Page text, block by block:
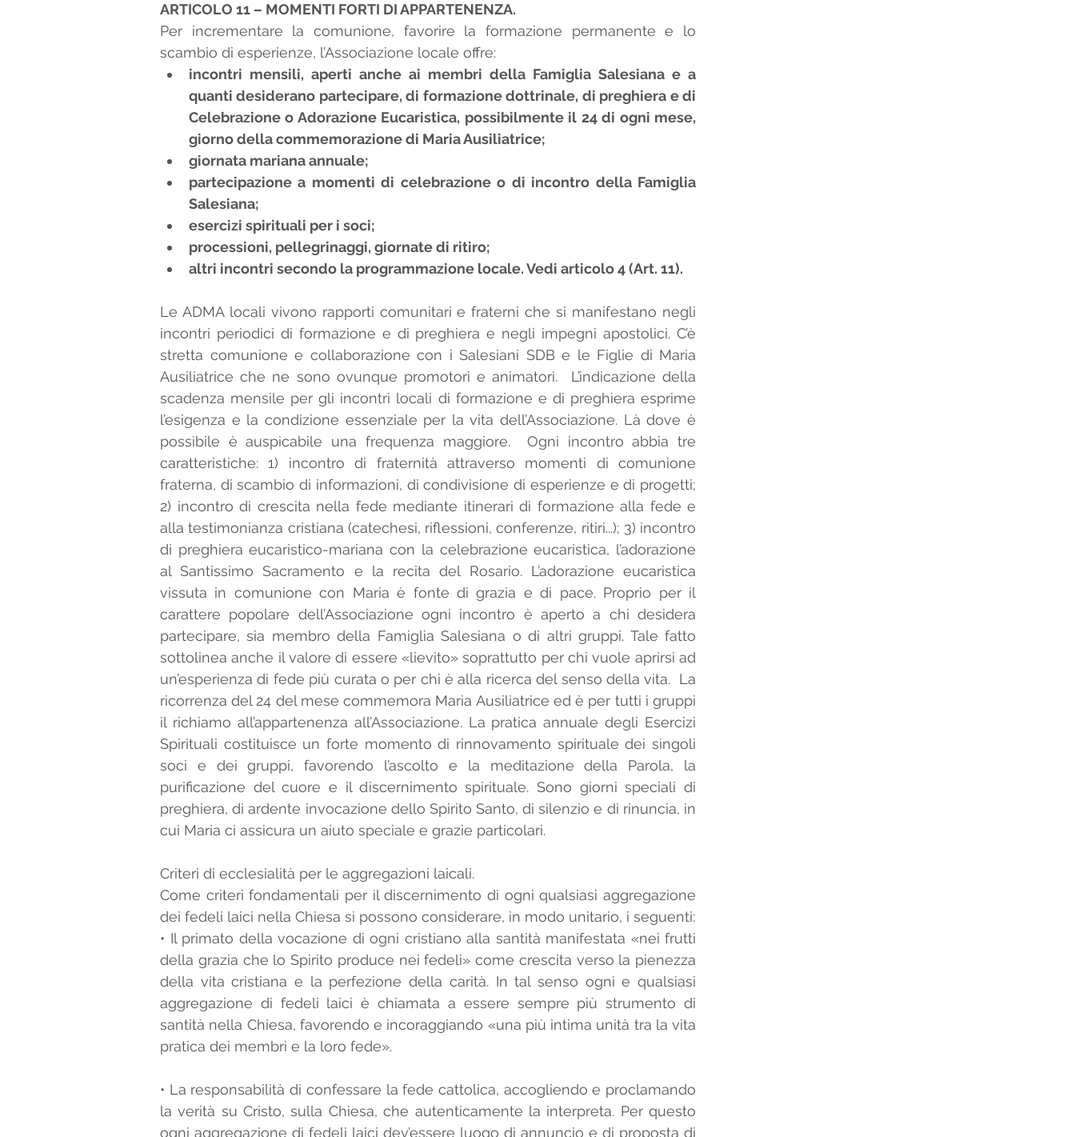
ARTICOLO 11 – MOMENTI FORTI DI APPARTENENZA.
Per incrementare la comunione, favorire la formazione permanente e lo
scambio di esperienze, l’Associazione locale offre:
incontri mensili, aperti anche ai membri della Famiglia Salesiana e a
quanti desiderano partecipare, di formazione dottrinale, di preghiera e di
Celebrazione o Adorazione Eucaristica, possibilmente il 24 di ogni mese,
giorno della commemorazione di Maria Ausiliatrice;
giornata mariana annuale;
partecipazione a momenti di celebrazione o di incontro della Famiglia
Salesiana;
esercizi spirituali per i soci;
processioni, pellegrinaggi, giornate di ritiro;
altri incontri secondo la programmazione locale. Vedi articolo 4 (Art. 11).
Le ADMA locali vivono rapporti comunitari e fraterni che si manifestano negli
incontri periodici di formazione e di preghiera e negli impegni apostolici. C’è
stretta comunione e collaborazione con i Salesiani SDB e le Figlie di Maria
Ausiliatrice che ne sono ovunque promotori e animatori.  L’indicazione della
scadenza mensile per gli incontri locali di formazione e di preghiera esprime
l’esigenza e la condizione essenziale per la vita dell’Associazione. Là dove è
possibile è auspicabile una frequenza maggiore.  Ogni incontro abbia tre
caratteristiche: 1) incontro di fraternità attraverso momenti di comunione
fraterna, di scambio di informazioni, di condivisione di esperienze e di progetti;
2) incontro di crescita nella fede mediante itinerari di formazione alla fede e
alla testimonianza cristiana (catechesi, riflessioni, conferenze, ritiri...); 3) incontro
di preghiera eucaristico-mariana con la celebrazione eucaristica, l’adorazione
al Santissimo Sacramento e la recita del Rosario. L’adorazione eucaristica
vissuta in comunione con Maria è fonte di grazia e di pace. Proprio per il
carattere popolare dell’Associazione ogni incontro è aperto a chi desidera
partecipare, sia membro della Famiglia Salesiana o di altri gruppi. Tale fatto
sottolinea anche il valore di essere «lievito» soprattutto per chi vuole aprirsi ad
un’esperienza di fede più curata o per chi è alla ricerca del senso della vita.  La
ricorrenza del 24 del mese commemora Maria Ausiliatrice ed è per tutti i gruppi
il richiamo all’appartenenza all’Associazione. La pratica annuale degli Esercizi
Spirituali costituisce un forte momento di rinnovamento spirituale dei singoli
soci e dei gruppi, favorendo l’ascolto e la meditazione della Parola, la
purificazione del cuore e il discernimento spirituale. Sono giorni speciali di
preghiera, di ardente invocazione dello Spirito Santo, di silenzio e di rinuncia, in
cui Maria ci assicura un aiuto speciale e grazie particolari.
Criteri di ecclesialità per le aggregazioni laicali.
Come criteri fondamentali per il discernimento di ogni qualsiasi aggregazione
• Il primato della vocazione di ogni cristiano alla santità manifestata «nei frutti
della grazia che lo Spirito produce nei fedeli» come crescita verso la pienezza
della vita cristiana e la perfezione della carità. In tal senso ogni e qualsiasi
aggregazione di fedeli laici è chiamata a essere sempre più strumento di
santità nella Chiesa, favorendo e incoraggiando «una più intima unità tra la vita
pratica dei membri e la loro fede».
• La responsabilità di confessare la fede cattolica, accogliendo e proclamando
la verità su Cristo, sulla Chiesa, che autenticamente la interpreta. Per questo
ogni aggregazione di fedeli laici dev’essere luogo di annuncio e di proposta di